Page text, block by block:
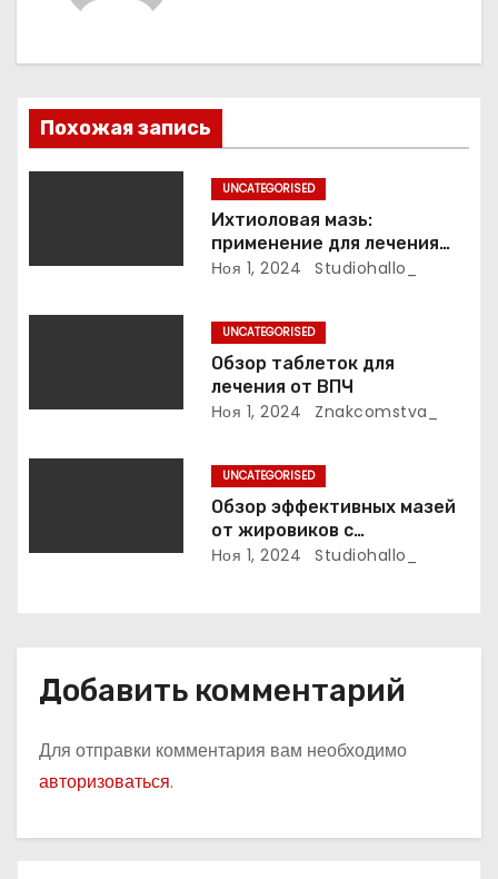
п
о
а
п
с
я
Похожая запись
UNCATEGORISED
Ихтиоловая мазь:
применение для лечения
фурункулов
Ноя 1, 2024 Studiohallo_
UNCATEGORISED
Обзор таблеток для
лечения от ВПЧ
Ноя 1, 2024 Znakcomstva_
UNCATEGORISED
Обзор эффективных мазей
от жировиков с
рассасывающим эффектом
Ноя 1, 2024 Studiohallo_
Добавить комментарий
Для отправки комментария вам необходимо
авторизоваться.